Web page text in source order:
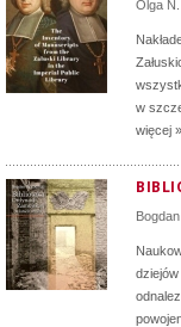
Olga
w
więcej »